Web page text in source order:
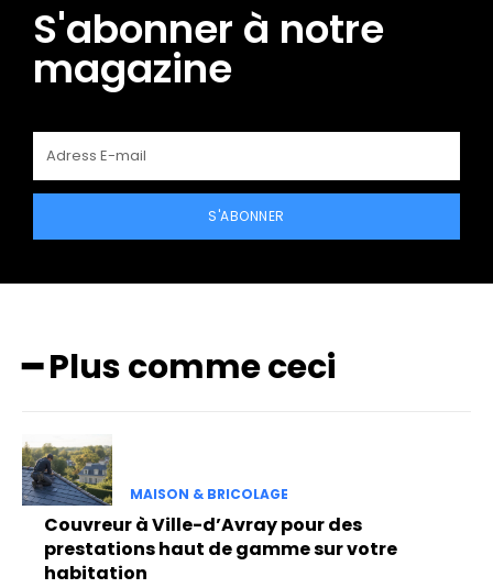
S'abonner à notre
magazine
S'ABONNER
━ Plus comme ceci
MAISON & BRICOLAGE
Couvreur à Ville-d’Avray pour des
prestations haut de gamme sur votre
habitation